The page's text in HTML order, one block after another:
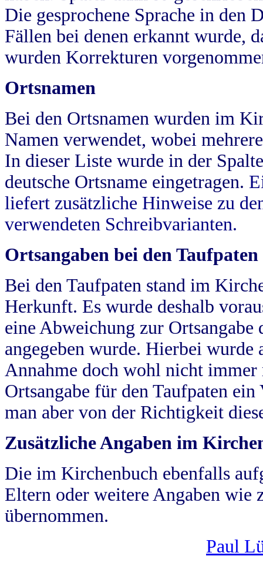
Die gesprochene Sprache in
Fällen bei denen erkannt wurde,
wurden Korrekturen
Ortsnamen
Bei den Ortsnamen wurden im
Namen verwendet, wobei
In dieser Liste wurde in der
deutsche Ortsname eingetragen.
liefert zusätzliche Hinweise zu
verwendeten Schreibvarianten.
Ortsangaben bei den Taufpaten
Bei den Taufpaten stand im
Herkunft. Es wurde deshalb
eine Abweichung zur
angegeben wurde. Hierbei wurde
Annahme doch wohl nicht
Ortsangabe für den Taufpaten
man aber von der Richtigkeit
Zusätzliche Angaben im
Die im Kirchenbuch ebenfalls
Eltern oder weitere Angaben wie
übernommen.
Paul